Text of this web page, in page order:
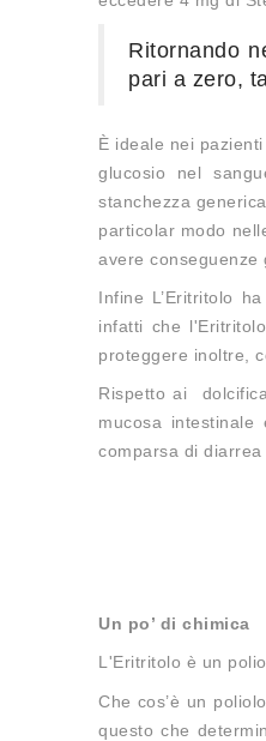
Ritornando
pari a zero,
È ideale nei
glucosio nel
stanchezza
particolar modo
avere conseguenze
Infine L’Eritritolo
infatti che
proteggere inoltre,
Rispetto ai
mucosa
comparsa di diarrea
Un po’ di chimica
L'Eritritolo è un
Che cos’è un
questo che